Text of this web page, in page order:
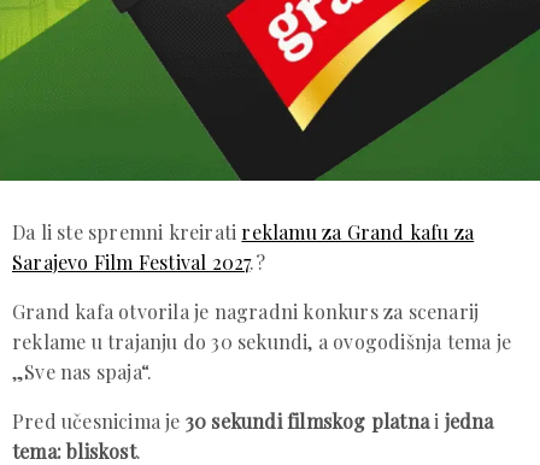
Da li ste spremni kreirati reklamu za Grand kafu za
Sarajevo Film Festival 2027.?
Grand kafa otvorila je nagradni konkurs za scenarij
reklame u trajanju do 30 sekundi, a ovogodišnja tema je
„Sve nas spaja“.
Pred učesnicima je 30 sekundi filmskog platnai jedna
tema: bliskost.